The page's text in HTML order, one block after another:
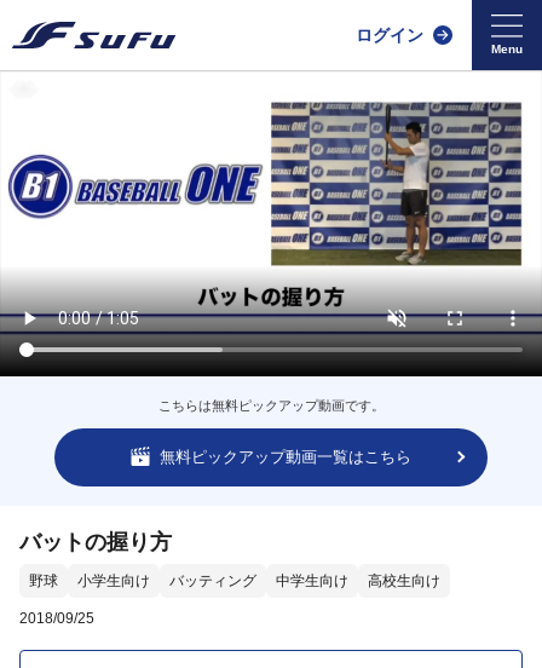
ログイン
こちらは無料ピックアップ動画です。
無料ピックアップ動画一覧はこちら
バットの握り方
野球 小学生向け バッティング 中学生向け 高校生向け
2018/09/25